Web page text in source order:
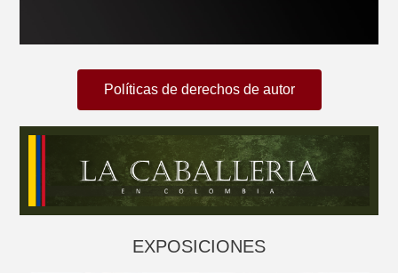
Políticas de derechos de autor
EXPOSICIONES